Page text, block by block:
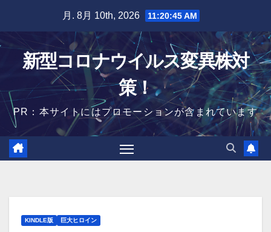
content
月. 8月 10th, 2026 11:20:46 AM
新型コロナウイルス変異株対
策！
PR：本サイトにはプロモーションが含まれています
KINDLE版 巨大ヒロイン